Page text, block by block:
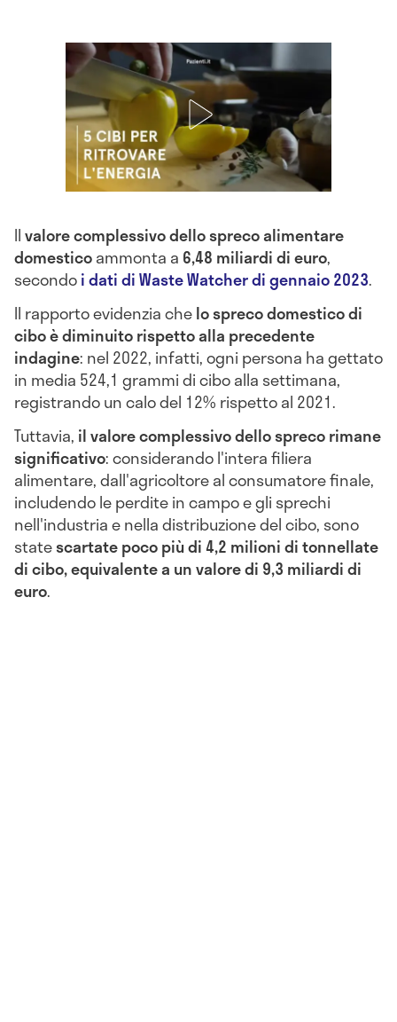
Ilvalore complessivo dello spreco alimentare
domesticoammonta a 6,48 miliardi di euro,
secondoi dati di Waste Watcher di gennaio 2023.
Il rapporto evidenzia chelo spreco domestico di
cibo è diminuito rispetto alla precedente
indagine: nel 2022, infatti, ogni persona ha gettato
in media 524,1 grammi di cibo alla settimana,
registrando un calo del 12% rispetto al 2021.
Tuttavia, il valore complessivo dello spreco rimane
significativo: considerando l'intera filiera
alimentare, dall'agricoltore al consumatore finale,
includendo le perdite in campo e gli sprechi
nell'industria e nella distribuzione del cibo, sono
statescartate poco più di 4,2 milioni di tonnellate
di cibo, equivalente a un valore di 9,3 miliardi di
euro.